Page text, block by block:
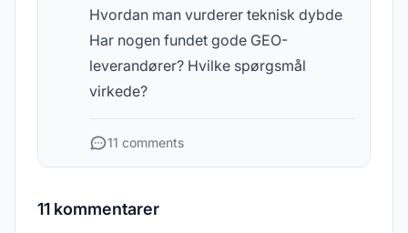
Hvordan man vurderer teknisk dybde
Har nogen fundet gode GEO-
leverandører? Hvilke spørgsmål
virkede?
11 comments
11 kommentarer